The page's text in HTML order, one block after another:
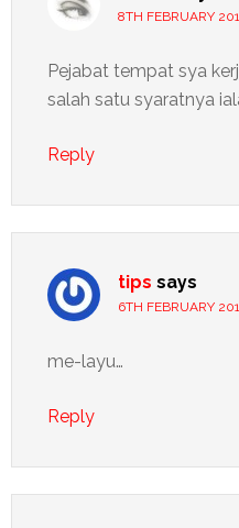
8TH FEBRUARY
Pejabat tempat sya
salah satu syaratnya
Reply
tips says
6TH FEBRUARY
me-layu…
Reply